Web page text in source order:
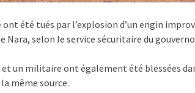
été tués par l’explosion d’un engin
Nara, selon le service sécuritaire du
un militaire ont également été blessées
même source.